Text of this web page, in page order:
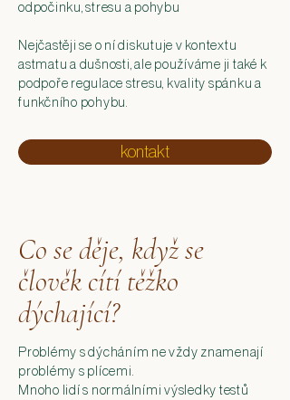
odpočinku, stresu a pohybu
Nejčastěji se o ní diskutuje v kontextu
astmatu a dušnosti, ale používáme ji také k
podpoře regulace stresu, kvality spánku a
funkčního pohybu.
kontakt
Co se děje, když se
člověk cítí těžko
dýchající?
Problémy s dýcháním ne vždy znamenají
problémy s plícemi.
Mnoho lidí s normálními výsledky testů